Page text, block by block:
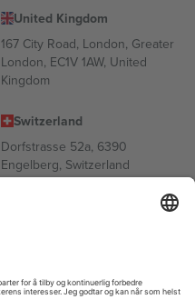
United Kingdom
167 City Road, London, Greater
London, EC1V 1AW, United
Kingdom
Switzerland
Dorfstrasse 52a, 6390
Engelberg, Switzerland
United Arab Emirates